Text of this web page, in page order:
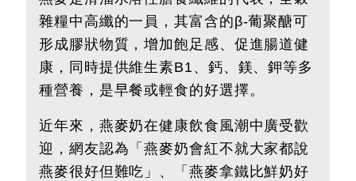
雜糧中高纖的一員，其富含的β-葡聚醣可
形成膠狀物質，增加飽足感、促進腸道健
康，同時提供維生素B1、鈣、鎂、鉀等多
種營養，是早餐或輕食的好選擇。
近年來，燕麥奶在健康飲食風潮中廣受歡
迎，網友認為「燕麥奶會紅不就大家都說
燕麥很好但難吃」、「燕麥拿鐵比鮮奶好